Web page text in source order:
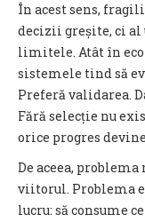
În acest sens,
decizii greșite, ci al
limitele. Atât în
sistemele tind să
Preferă validarea.
Fără selecție nu
orice progres
De aceea,
viitorul. Problema
lucru: să consume